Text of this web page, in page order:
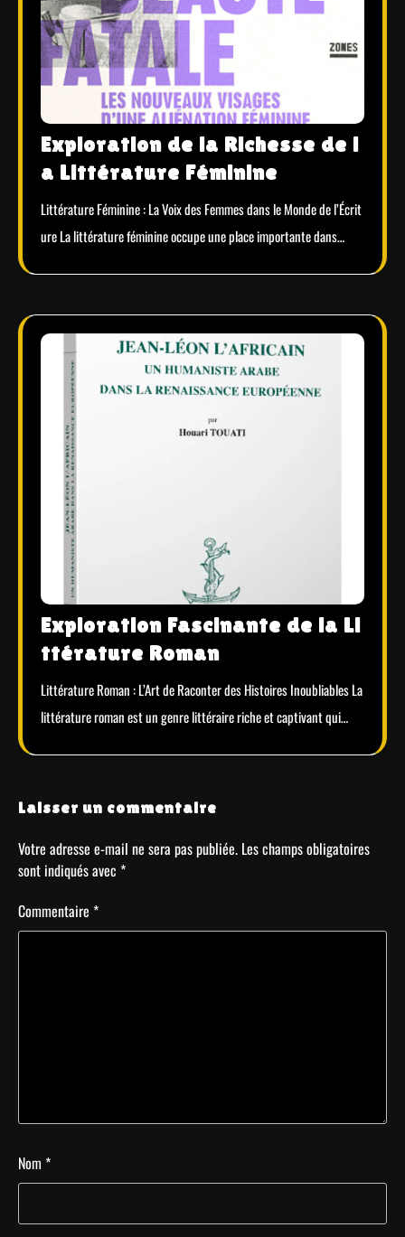
Exploration de la Richesse de l
a Littérature Féminine
Littérature Féminine : La Voix des Femmes dans le Monde de l’Écrit
ure La littérature féminine occupe une place importante dans…
Exploration Fascinante de la Li
ttérature Roman
Littérature Roman : L’Art de Raconter des Histoires Inoubliables La
littérature roman est un genre littéraire riche et captivant qui…
Laisser un commentaire
Votre adresse e-mail ne sera pas publiée. Les champs obligatoires
sont indiqués avec *
Commentaire *
Nom *